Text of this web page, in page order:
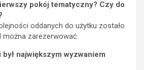
pokój tematyczny? Czy do
oddanych do użytku zostało
można zarezerwować.
największym wyzwaniem